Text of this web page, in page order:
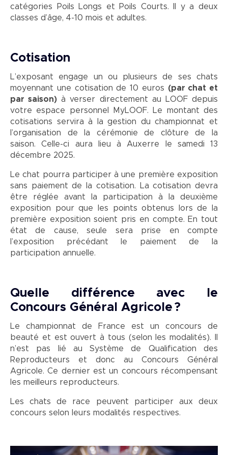
catégories Poils Longs et Poils Courts. Il y a deux
classes d’âge, 4-10 mois et adultes.
Cotisation
L’exposant engage un ou plusieurs de ses chats
moyennant une cotisation de 10 euros (par chat et
par saison) à verser directement au LOOF depuis
votre espace personnel MyLOOF. Le montant des
cotisations servira à la gestion du championnat et
l’organisation de la cérémonie de clôture de la
saison. Celle-ci aura lieu à Auxerre le samedi 13
décembre 2025.
Le chat pourra participer à une première exposition
sans paiement de la cotisation. La cotisation devra
être réglée avant la participation à la deuxième
exposition pour que les points obtenus lors de la
première exposition soient pris en compte. En tout
état de cause, seule sera prise en compte
l’exposition précédant le paiement de la
participation annuelle.
Quelle différence avec le
Concours Général Agricole ?
Le championnat de France est un concours de
beauté et est ouvert à tous (selon les modalités). Il
n’est pas lié au Système de Qualification des
Reproducteurs et donc au Concours Général
Agricole. Ce dernier est un concours récompensant
les meilleurs reproducteurs.
Les chats de race peuvent participer aux deux
concours selon leurs modalités respectives.